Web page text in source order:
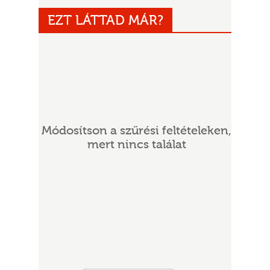
EZT LÁTTAD MÁR?
Módosítson a szűrési feltételeken,
mert nincs találat